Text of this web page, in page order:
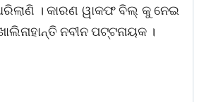
। କାରଣ ୱାକଫ ବିଲ୍ କୁ ନେଇ
ନବୀନ ପଟ୍ଟନାୟକ ।